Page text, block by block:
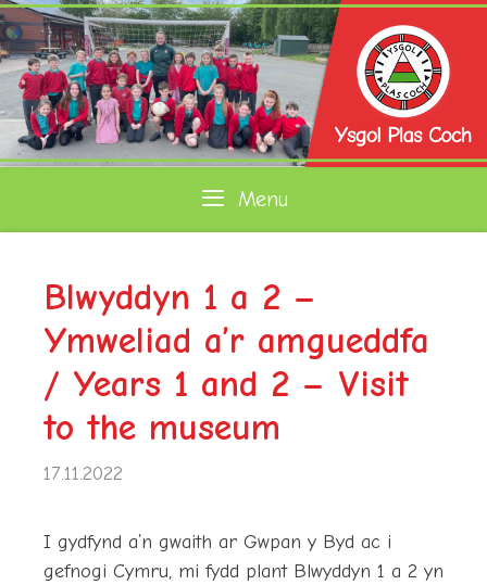
Skip
to
content
Menu
Blwyddyn 1 a 2 –
Ymweliad a’r amgueddfa
/ Years 1 and 2 – Visit
to the museum
17.11.2022
I gydfynd a’n gwaith ar Gwpan y Byd ac i
gefnogi Cymru, mi fydd plant Blwyddyn 1 a 2 yn